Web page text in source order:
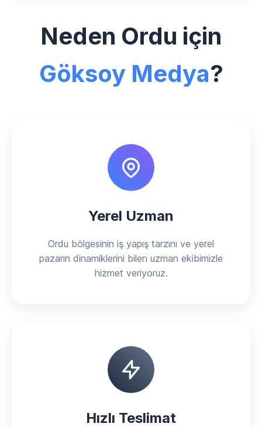
Neden Ordu için
Göksoy Medya?
Yerel Uzman
Ordu bölgesinin iş yapış tarzını ve yerel
pazarın dinamiklerini bilen uzman ekibimizle
hizmet veriyoruz.
Hızlı Teslimat